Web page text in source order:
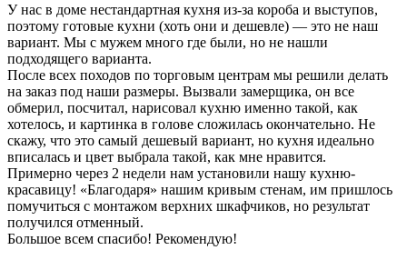
У нас в доме нестандартная кухня из-за короба и выступов,
поэтому готовые кухни (хоть они и дешевле) — это не наш
вариант. Мы с мужем много где были, но не нашли
подходящего варианта.
После всех походов по торговым центрам мы решили делать
на заказ под наши размеры. Вызвали замерщика, он все
обмерил, посчитал, нарисовал кухню именно такой, как
хотелось, и картинка в голове сложилась окончательно. Не
скажу, что это самый дешевый вариант, но кухня идеально
вписалась и цвет выбрала такой, как мне нравится.
Примерно через 2 недели нам установили нашу кухню-
красавицу! «Благодаря» нашим кривым стенам, им пришлось
помучиться с монтажом верхних шкафчиков, но результат
получился отменный.
Большое всем спасибо! Рекомендую!